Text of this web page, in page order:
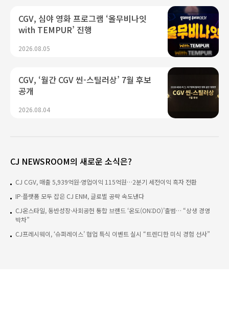
CGV, 심야 영화 프로그램 ‘올무비나잇
with TEMPUR’ 진행
2026.08.05
CGV, ‘월간 CGV 씬-스틸러상’ 7월 후보
공개
2026.08.04
CJ NEWSROOM의 새로운 소식은?
CJ CGV, 매출 5,939억원·영업이익 115억원…2분기 세전이익 흑자 전환
IP·플랫폼 모두 잡은 CJ ENM, 글로벌 공략 속도낸다
CJ온스타일, 동반성장·사회공헌 통합 브랜드 ‘온도(ON:DO)’출범… “상생 경영
박차”
CJ프레시웨이, ‘슈퍼레이스’ 협업 특식 이벤트 실시 “트렌디한 미식 경험 선사”